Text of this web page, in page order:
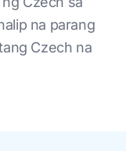
na parang
Czech na